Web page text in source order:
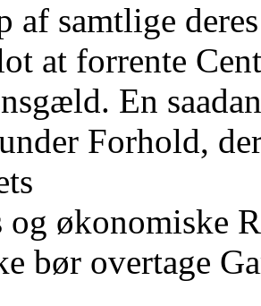
af samtlige
at forrente
En
Forhold,
og økonomiske
bør overtage